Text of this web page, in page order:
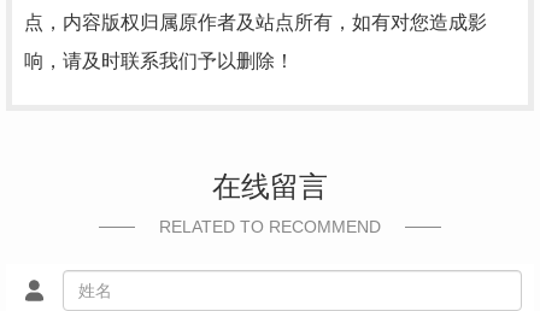
点，内容版权归属原作者及站点所有，如有对您造成影
响，请及时联系我们予以删除！
在线留言
RELATED TO RECOMMEND